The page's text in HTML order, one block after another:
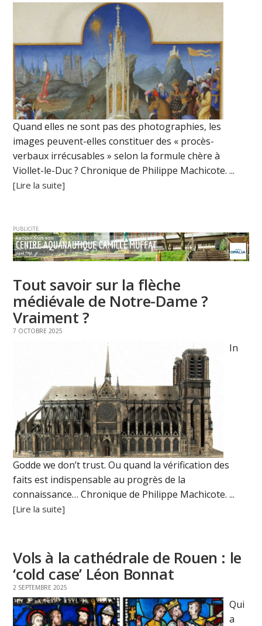
Quand elles ne sont pas des photographies, les
images peuvent-elles constituer des « procès-
verbaux irrécusables » selon la formule chère à
Viollet-le-Duc ? Chronique de Philippe Machicote. ...
[Lire la suite]
PUBLICITE
Tout savoir sur la flèche
médiévale de Notre-Dame ?
Vraiment ?
7 OCTOBRE 2025
In
Godde we don’t trust. Ou quand la vérification des
faits est indispensable au progrès de la
connaissance… Chronique de Philippe Machicote. ...
[Lire la suite]
Vols à la cathédrale de Rouen : le
‘cold case’ Léon Bonnat
2 SEPTEMBRE 2025
Qui
a